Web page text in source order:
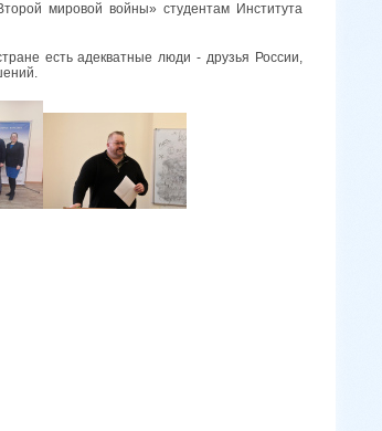
мировой войны» студентам Института
есть адекватные люди - друзья России,